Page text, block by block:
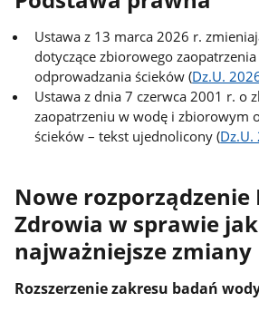
Ustawa z 13 marca 2026 r.
dotyczące zbiorowego
odprowadzania ścieków (Dz.U.
Ustawa z dnia 7 czerwca 2001 r. o
zaopatrzeniu w wodę i zbiorowym
ścieków – tekst ujednolicony (
Nowe
Zdrowia w sprawie
najważniejsze zmiany
Rozszerzenie zakresu badań